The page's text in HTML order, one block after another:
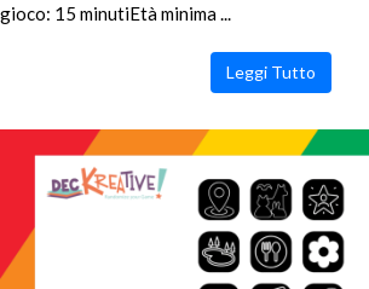
gioco: 15 minutiEtà minima ...
Leggi Tutto